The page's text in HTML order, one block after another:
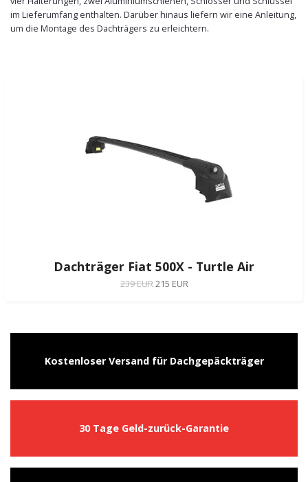
im Lieferumfang enthalten. Darüber hinaus liefern wir eine Anleitung,
um die Montage des Dachträgers zu erleichtern.
Dachträger Fiat 500X - Turtle Air
239 EUR215 EUR
Kostenloser Versand für Dachgepäckträger
30 Tage Geld-zurück-Garantie